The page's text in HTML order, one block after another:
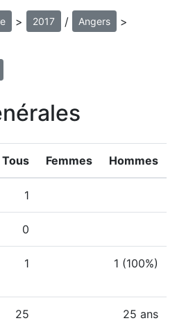
> 2017 / Angers >
Tous Femmes Hommes
1
0
1 1 (100%)
25
25 ans